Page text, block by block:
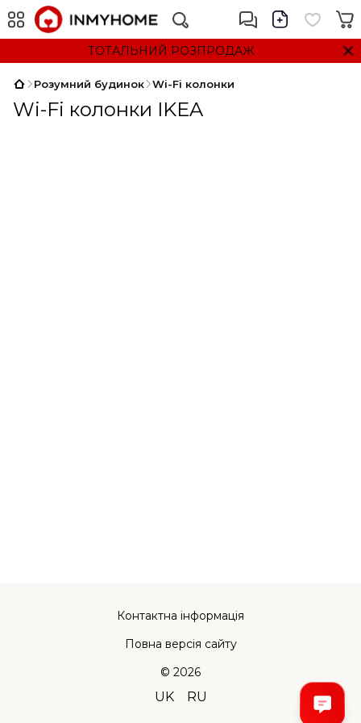
ТОТАЛЬНИЙ РОЗПРОДАЖ
Розумний будинок Wi-Fi колонки
Wi-Fi колонки IKEA
Контактна інформація
Повна версія сайту
© 2026
UK RU